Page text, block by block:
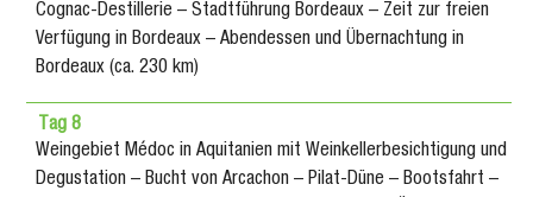
Cognac-Destillerie – Stadtführung Bordeaux – Zeit zur freien
Verfügung in Bordeaux – Abendessen und Übernachtung in
Bordeaux (ca. 230 km)
Tag 8
Weingebiet Médoc in Aquitanien mit Weinkellerbesichtigung und
Degustation – Bucht von Arcachon – Pilat-Düne – Bootsfahrt –